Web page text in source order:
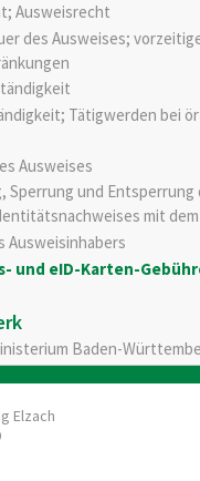
Ausweisrecht
des Ausweises;
Tätigwerden bei
Ausweises
Sperrung und
mit
Ausweisinhabers
und eID-Karten-
Baden-
Elzach